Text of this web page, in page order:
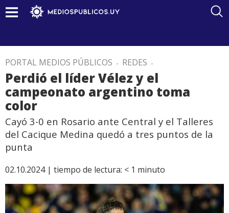
PORTAL MEDIOS PÚBLICOS . REDES .
Perdió el líder Vélez y el
campeonato argentino toma
color
Cayó 3-0 en Rosario ante Central y el Talleres
del Cacique Medina quedó a tres puntos de la
punta
02.10.2024 | tiempo de lectura: < 1 minuto